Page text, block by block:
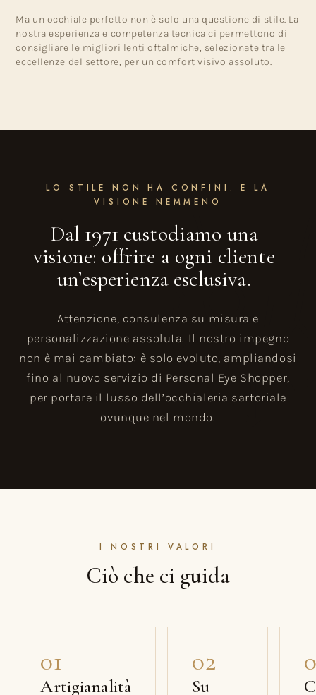
Ma un occhiale perfetto non è solo una questione di stile. La
nostra esperienza e competenza tecnica ci permettono di
consigliare le migliori lenti oftalmiche, selezionate tra le
eccellenze del settore, per un comfort visivo assoluto.
LO STILE NON HA CONFINI. E LA
VISIONE NEMMENO
Dal 1971 custodiamo una
visione: offrire a ogni cliente
un’esperienza esclusiva.
Attenzione, consulenza su misura e
personalizzazione assoluta. Il nostro impegno
non è mai cambiato: è solo evoluto, ampliandosi
fino al nuovo servizio di Personal Eye Shopper,
per portare il lusso dell’occhialeria sartoriale
ovunque nel mondo.
I NOSTRI VALORI
Ciò che ci guida
01
Artigianalità
02
Su